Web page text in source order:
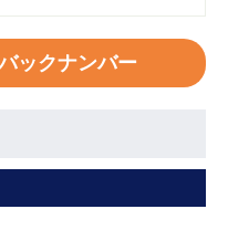
ックナンバー